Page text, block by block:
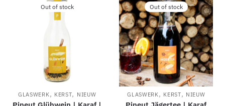
Out of stock
GLASWERK, KERST, NIEUW
Out of stock
GLASWERK, KERST, NIEUW